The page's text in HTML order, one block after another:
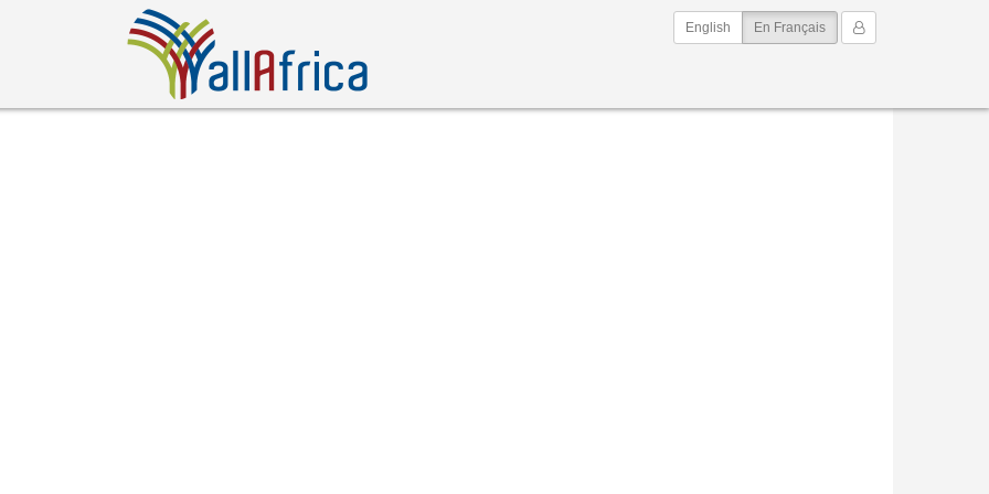
Mon Compte
English En Français(current)